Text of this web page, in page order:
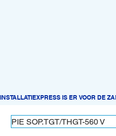
PIE SOP.TGT/THGT-560 V